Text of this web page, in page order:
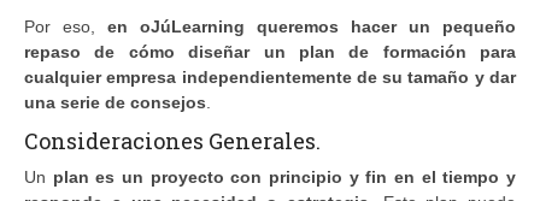
Por eso, en oJúLearning queremos hacer un pequeño
repaso de cómo diseñar un plan de formación para
cualquier empresa independientemente de su tamaño y dar
una serie de consejos
Consideraciones Generales.
Un plan es un proyecto con principio y fin en el tiempo y